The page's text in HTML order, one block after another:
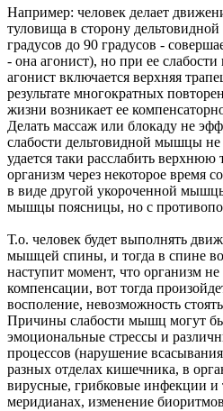
Например: человек делает
туловища в сторону
градусов до 90 градусов -
- она агонист), но при ее
агонист включается верхняя
результате многократных
жизни возникает ее
Делать массаж или блокаду не
слабости дельтовидной мышцы не
удается таки расслабить
организм через некоторое время
в виде другой укороченной
мышцы поясницы, но с
Т.о. человек будет выполнять
мышцей спины, и тогда в спине
наступит момент, что организм не
компенсации, вот тогда
восполение, невозможность
Причины слабости мышц могут
эмоциональные стрессы и
процессов (нарушение
разных отделах кишечника, в
вирусные, грибковые инфекции и
меридианах, изменение